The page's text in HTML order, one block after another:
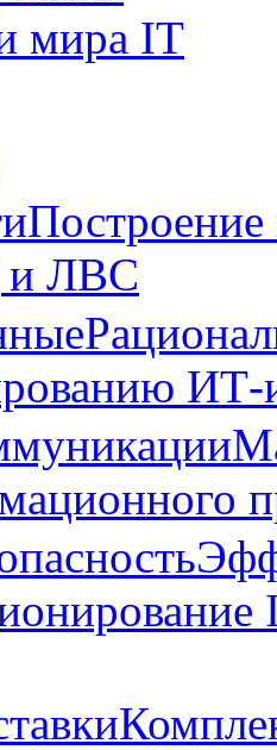
мира IT
ЛВС
ИТ-